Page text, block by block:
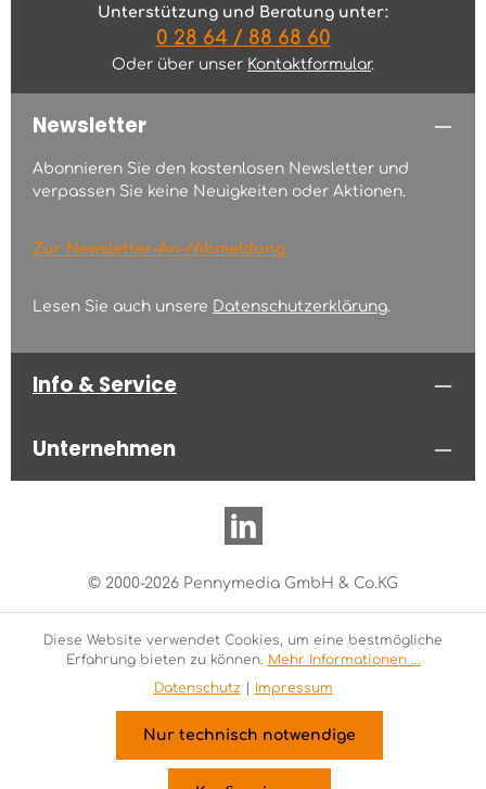
Unterstützung und Beratung unter:
0 28 64 / 88 68 60
Oder über unser Kontaktformular.
Newsletter
Abonnieren Sie den kostenlosen Newsletter und
verpassen Sie keine Neuigkeiten oder Aktionen.
Zur Newsletter-An-/Abmeldung
Lesen Sie auch unsere Datenschutzerklärung.
Info & Service
Unternehmen
© 2000-2026 Pennymedia GmbH & Co.KG
Diese Website verwendet Cookies, um eine bestmögliche
Erfahrung bieten zu können. Mehr Informationen ...
Datenschutz| Impressum
Nur technisch notwendige